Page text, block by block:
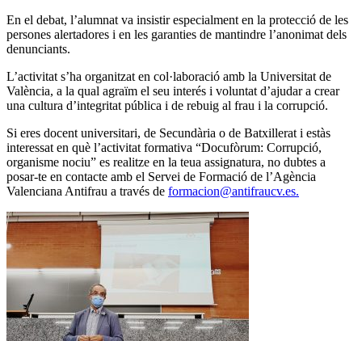
En el debat, l’alumnat va insistir especialment en la protecció de les
persones alertadores i en les garanties de mantindre l’anonimat dels
denunciants.
L’activitat s’ha organitzat en col·laboració amb la Universitat de
València, a la qual agraïm el seu interés i voluntat d’ajudar a crear
una cultura d’integritat pública i de rebuig al frau i la corrupció.
Si eres docent universitari, de Secundària o de Batxillerat i estàs
interessat en què l’activitat formativa “Docufòrum: Corrupció,
organisme nociu” es realitze en la teua assignatura, no dubtes a
posar-te en contacte amb el Servei de Formació de l’Agència
Valenciana Antifrau a través de formacion@antifraucv.es.